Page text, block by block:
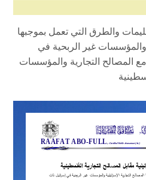
والطرق التي تعمل بموجبها
والمؤسسات غير الربحية في
المصالح التجارية والمؤسسات